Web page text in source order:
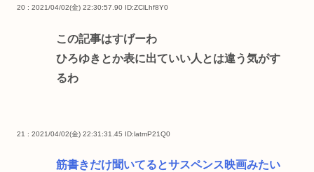
20 : 2021/04/02(金) 22:30:57.90 ID:ZClLhf8Y0
この記事はすげーわ
ひろゆきとか表に出ていい人とは違う気がす
るわ
21 : 2021/04/02(金) 22:31:31.45 ID:latmP21Q0
筋書きだけ聞いてるとサスペンス映画みたい